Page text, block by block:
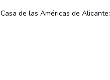
Casa de las Américas de